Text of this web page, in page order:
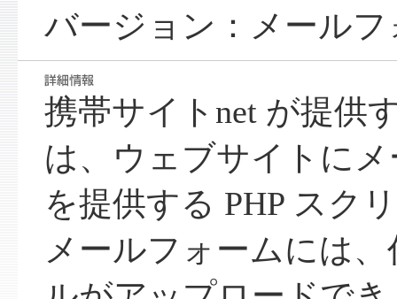
バージョン：メールフ
携帯サイトnet が提供
は、ウェブサイトに
を提供する PHP スク
メールフォームには、